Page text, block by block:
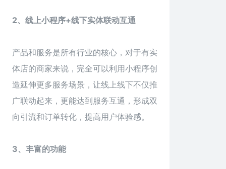
2、线上小程序+线下实体联动互通
产品和服务是所有行业的核心，对于有实
体店的商家来说，完全可以利用小程序创
造延伸更多服务场景，让线上线下不仅推
广联动起来，更能达到服务互通，形成双
向引流和订单转化，提高用户体验感。
3、丰富的功能